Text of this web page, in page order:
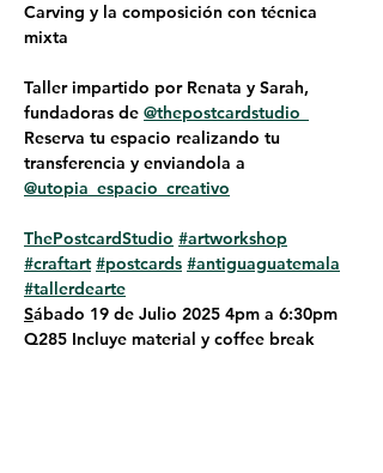
Carving y la composición con técnica
mixta
Taller impartido por Renata y Sarah,
fundadoras de @thepostcardstudio_
Reserva tu espacio realizando tu
transferencia y enviandola a
@utopia_espacio_creativo
ThePostcardStudio #artworkshop
#craftart #postcards #antiguaguatemala
#tallerdearte
Sábado 19 de Julio 2025 4pm a 6:30pm
Q285 Incluye material y coffee break